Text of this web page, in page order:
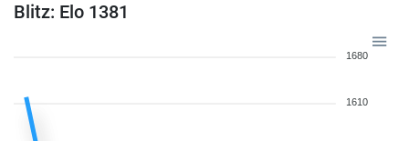
Blitz: Elo 1381
1680
1610